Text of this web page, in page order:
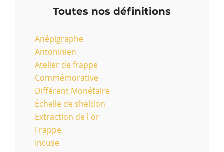
Toutes nos définitions
Anépigraphe
Antoninien
Atelier de frappe
Commémorative
Différent Monétaire
Échelle de sheldon
Extraction de l or
Frappe
Incuse